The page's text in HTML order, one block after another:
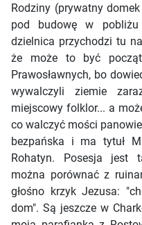
Rodziny (prywatny
pod budowę w pobliżu
dzielnica przychodzi tu
że może to być
Prawosławnych, bo
wywalczyli ziemie
miejscowy folklor... a
co walczyć mości
bezpańska i ma tytuł
Rohatyn. Posesja jest
można porównać z
głośno krzyk Jezusa:
dom". Są jeszcze w